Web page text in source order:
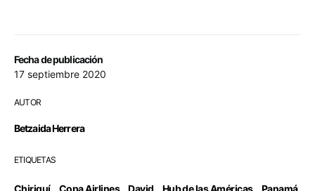
Fecha de publicación
17 septiembre 2020
AUTOR
Betzaida Herrera
ETIQUETAS
Chiriquí, Copa Airlines, David, Hub de las Américas, Panamá